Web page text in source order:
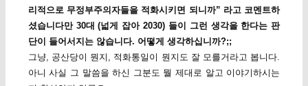
리적으로 무정부주의자들을 적화시키면 되니까” 라고 코멘트하
셨습니다만 30대 (넓게 잡아 2030) 들이 그런 생각을 한다는 판
단이 들어서지는 않습니다. 어떻게 생각하십니까?;;
그냥, 공산당이 뭔지, 적화통일이 뭔지도 잘 모를거라고 봅니다.
아니 사실 그 말씀을 하신 그분도 뭘 제대로 알고 이야기하시는